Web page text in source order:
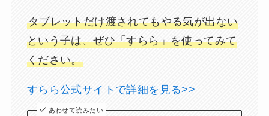
タブレットだけ渡されてもやる気が出ない
という子は、ぜひ「すらら」を使ってみて
ください。
すらら公式サイトで詳細を見る>>
あわせて読みたい